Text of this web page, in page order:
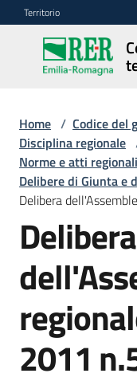
Vai al contenuto
Vai alla navigazione
Vai al footer
Territorio
Codice
del
del
Modulistica
edilizia
C
a
c
o
l
Home / Codice del
Disciplina regionale
Norme e atti regionali
Delibere di Giunta e
Delibera
Delibera
2011